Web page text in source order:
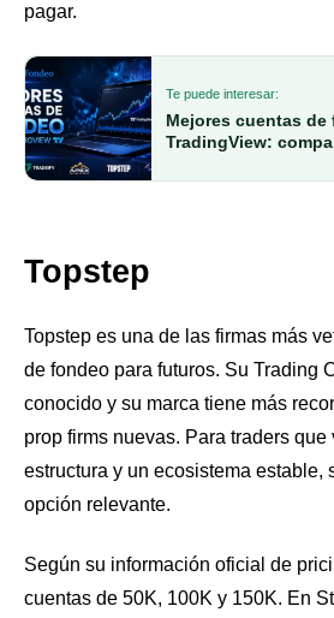
pagar.
Te puede interesar:
Mejores cuentas de
TradingView:
Topstep
Topstep es una de las firmas más
de fondeo para futuros. Su Trading
conocido y su marca tiene más
prop firms nuevas. Para traders que
estructura y un ecosistema estable,
opción relevante.
Según su información oficial de
cuentas de 50K, 100K y 150K. En